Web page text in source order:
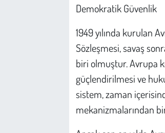
Demokratik Güvenlik
1949 yılında kurulan
Sözleşmesi, savaş
biri olmuştur. Avrupa
güçlendirilmesi ve
sistem, zaman
mekanizmalarından